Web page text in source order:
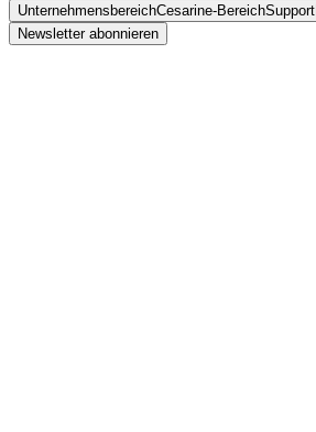
UnternehmensbereichCesarine-BereichSupport
Newsletter abonnieren